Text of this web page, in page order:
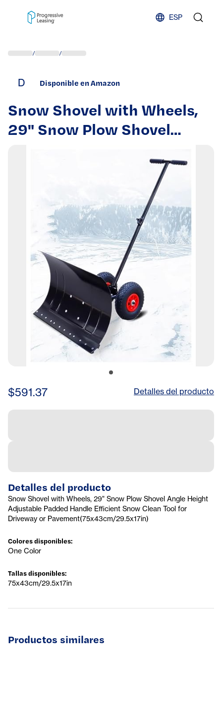
ESP
/ /
D Disponible en Amazon
Snow Shovel with Wheels,
29" Snow Plow Shovel
Padded Handle Efficient
Driveway or
Pavement(75x43cm/
$591.37 Detalles del producto
Detalles del producto
Snow Shovel with Wheels, 29" Snow Plow Shovel Angle Height
Adjustable Padded Handle Efficient Snow Clean Tool for
Driveway or Pavement(75x43cm/29.5x17in)
Colores disponibles:
One Color
Tallas disponibles:
75x43cm/29.5x17in
Productos similares